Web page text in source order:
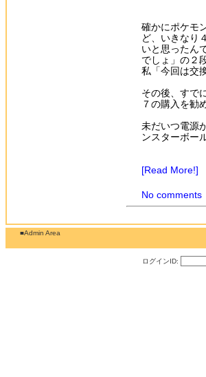
確かにポケモ
ど、いきなり
いと思ったん
でしょ」の２
私「今回は交
その後、すで
７の購入を勧
未だいつ電源
ンスターボー
[Read More!]
No comments
■Admin Area
ログインID: